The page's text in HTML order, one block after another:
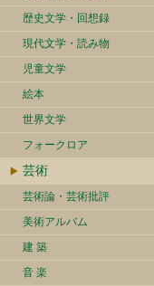
歴史文学・回想録
現代文学・読み物
児童文学
絵本
世界文学
フォークロア
芸術
芸術論・芸術批評
美術アルバム
建 築
音 楽